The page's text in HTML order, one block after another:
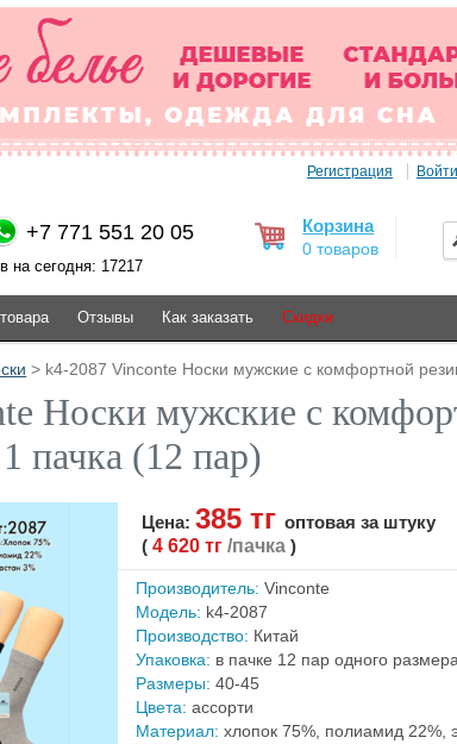
Регистрация
+7 771 551 20 05
на сегодня: 17217
Корзина
0 товаров
Отзывы Как заказать Скидки
> k4-2087 Vinconte Носки мужские с комфортной
Носки мужские с
пачка (12 пар)
Цена:385 тгоптовая за штуку
(4 620 тг/пачка)
Производитель: Vinconte
Модель: k4-2087
Производство: Китай
Упаковка: в пачке 12 пар одного
Размеры: 40-45
Цвета: ассорти
Материал: хлопок 75%, полиамид 22%,